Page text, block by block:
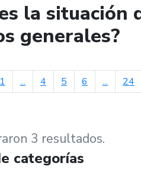
la situación
generales?
anterior
1 ... 4 5 6 ... 24
3 resultados.
categorías